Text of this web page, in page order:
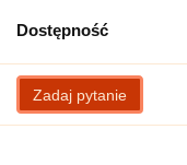
Dostępność
Zadaj pytanie